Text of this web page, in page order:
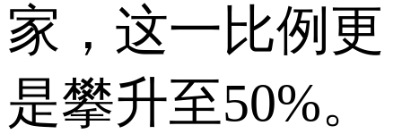
家，这一比例更
是攀升至50%。